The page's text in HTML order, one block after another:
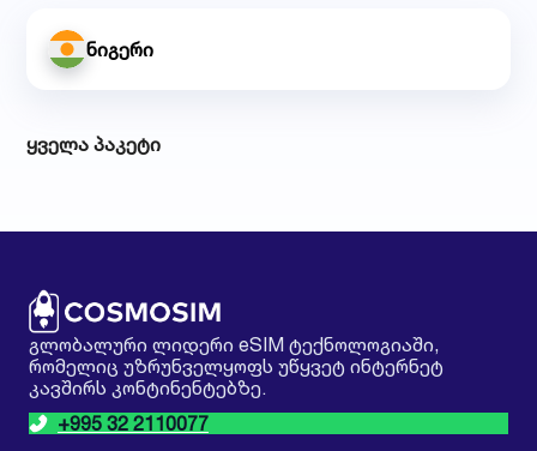
ნიგერი
ყველა პაკეტი
გლობალური ლიდერი eSIM ტექნოლოგიაში,
რომელიც უზრუნველყოფს უწყვეტ ინტერნეტ
კავშირს კონტინენტებზე.
+995 32 2110077